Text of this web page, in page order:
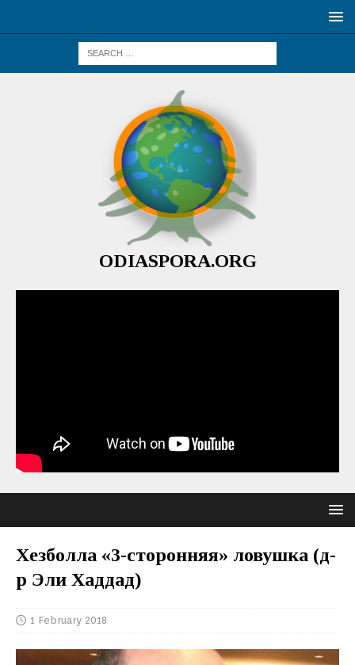
ODIASPORA.ORG
Хезболла «3-сторонняя» ловушка (д-
р Эли Хаддад)
1 February 2018